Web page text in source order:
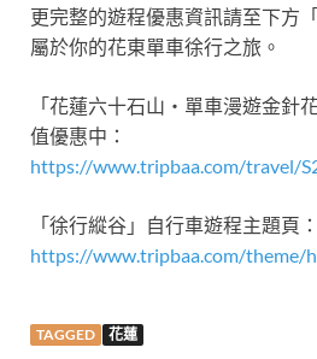
更完整的遊程優惠資訊請至下方
屬於你的花東單車徐行之旅。
「花蓮六十石山・單車漫遊金針
值優惠中：
https://www.tripbaa.com/travel/
「徐行縱谷」自行車遊程主題頁：
https://www.tripbaa.com/theme/
TAGGED 花蓮